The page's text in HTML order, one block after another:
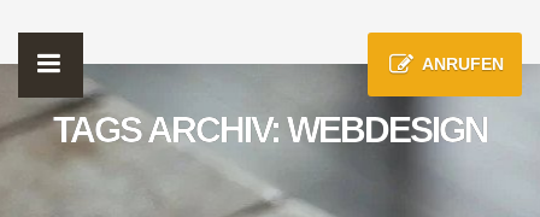
ANRUFEN
TAGS ARCHIV: WEBDESIGN